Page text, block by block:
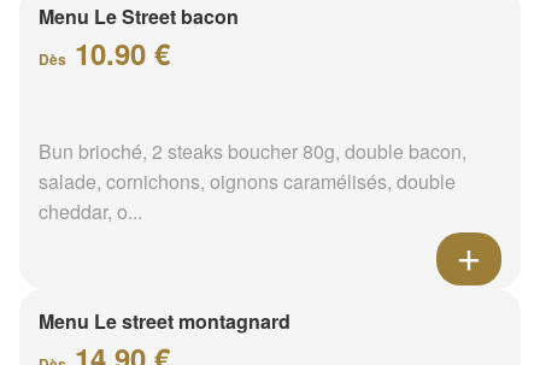
Menu Le Street bacon
Dès 10.90 €
Bun brioché, 2 steaks boucher 80g, double bacon,
salade, cornichons, oignons caramélisés, double
cheddar, o...
Menu Le street montagnard